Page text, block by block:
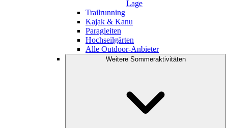
Lage
Trailrunning
Kajak & Kanu
Paragleiten
Hochseilgärten
Alle Outdoor-Anbieter
Weitere Sommeraktivitäten